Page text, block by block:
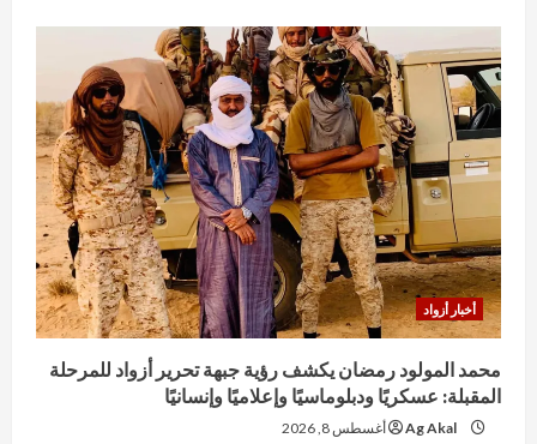
أخبار أزواد
محمد المولود رمضان يكشف رؤية جبهة تحرير أزواد للمرحلة
المقبلة: عسكريًا ودبلوماسيًا وإعلاميًا وإنسانيًا
Ag Akal أغسطس 8, 2026